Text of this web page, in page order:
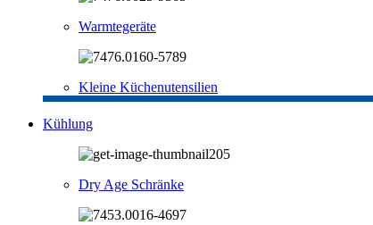
Warmtegeräte
Kleine Küchenutensilien
Kühlung
Dry Age Schränke